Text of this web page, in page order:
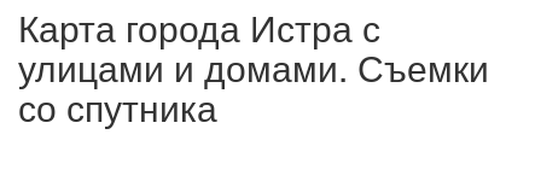
Карта города Истра с
улицами и домами. Съемки
со спутника